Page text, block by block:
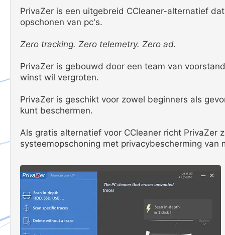
PrivaZer is een uitgebreid CCleaner-alternatief
opschonen van pc's.
Zero tracking. Zero telemetry. Zero ad.
PrivaZer is gebouwd door een team van
winst wil vergroten.
PrivaZer is geschikt voor zowel beginners als
kunt beschermen.
Als gratis alternatief voor CCleaner richt PrivaZer
systeemopschoning met privacybescherming van